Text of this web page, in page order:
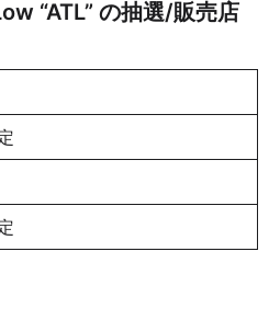
“ATL” の抽選/販売店
定